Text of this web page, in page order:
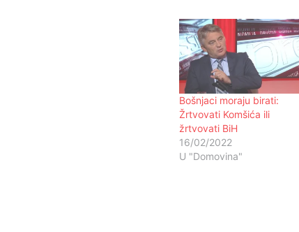
Bošnjaci moraju birati:
Žrtvovati Komšića ili
žrtvovati BiH
16/02/2022
U "Domovina"